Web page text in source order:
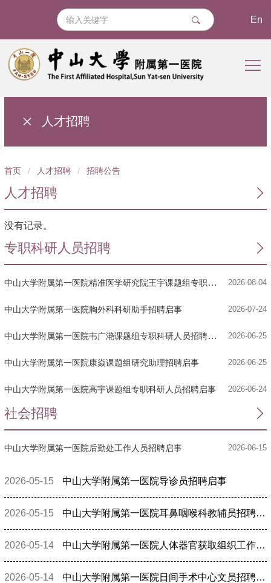
En
人才招聘
导
航
痕
迹
首页 / 人才招聘 / 招聘公告
人才招聘
没有记录。
专职科研人员招聘
2026-08-04
中山大学附属第一医院精准医学研究院王宇课题组专职科研人员招聘启事
2026-07-24
中山大学附属第一医院胸外科科研助手招聘启事
2026-06-25
中山大学附属第一医院韦广滟课题组专职科研人员招聘启事
2026-06-25
中山大学附属第一医院康焱课题组研究助理招聘启事
2026-06-24
中山大学附属第一医院高宇课题组专职科研人员招聘启事
社会招聘
2026-06-15
中山大学附属第一医院后勤处工作人员招聘启事
2026-05-15 中山大学附属第一医院导诊员招聘启事
2026-05-15 中山大学附属第一医院耳鼻咽喉科教辅员招聘启事
2026-05-14 中山大学附属第一医院人体器官获取组织工作人员招聘启事
2026-05-14 中山大学附属第一医院日间手术中心文员招聘启事